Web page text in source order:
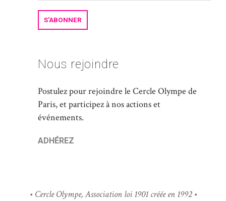
Nous rejoindre
Postulez pour rejoindre le Cercle Olympe de
Paris, et participez à nos actions et
événements.
ADHÉREZ
• Cercle Olympe, Association loi 1901 créée en 1992 •